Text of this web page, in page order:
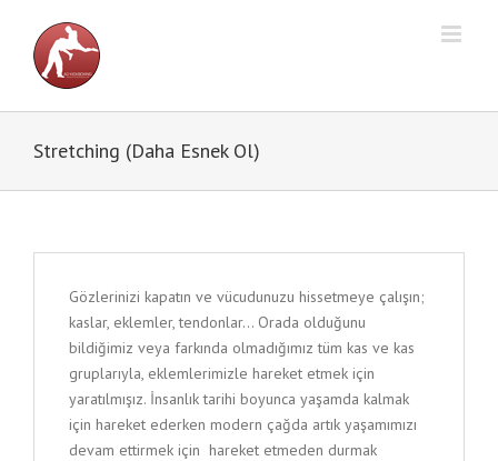
content
Stretching (Daha Esnek Ol)
Gözlerinizi kapatın ve vücudunuzu hissetmeye çalışın;
kaslar, eklemler, tendonlar… Orada olduğunu
bildiğimiz veya farkında olmadığımız tüm kas ve kas
gruplarıyla, eklemlerimizle hareket etmek için
yaratılmışız. İnsanlık tarihi boyunca yaşamda kalmak
için hareket ederken modern çağda artık yaşamımızı
devam ettirmek için hareket etmeden durmak